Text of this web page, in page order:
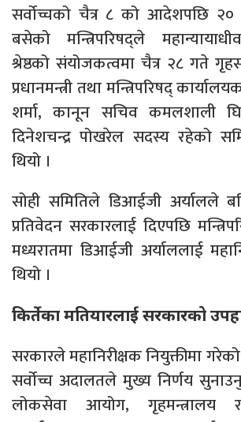
सर्वोच्चको चैत्र ८ को आदेशपछि २०
बसेको मन्त्रिपरिषद्ले
श्रेष्ठको संयोजकत्वमा चैत्र २८ गते
प्रधानमन्त्री तथा मन्त्रिपरिषद्
शर्मा, कानून सचिव कमलशाली
दिनेशचन्द्र पोखरेल सदस्य रहेको
थियो ।
सोही समितिले डिआईजी अर्यालले
प्रतिवेदन सरकारलाई दिएपछि
मध्यरातमा डिआईजी अर्याललाई
थियो ।
किर्तेका मतियारलाई सरकारको
सरकारले महानिरीक्षक नियुक्तीमा
सर्वोच्च अदालतले मुख्य निर्णय
लोकसेवा आयोग, गृहमन्त्रालय र